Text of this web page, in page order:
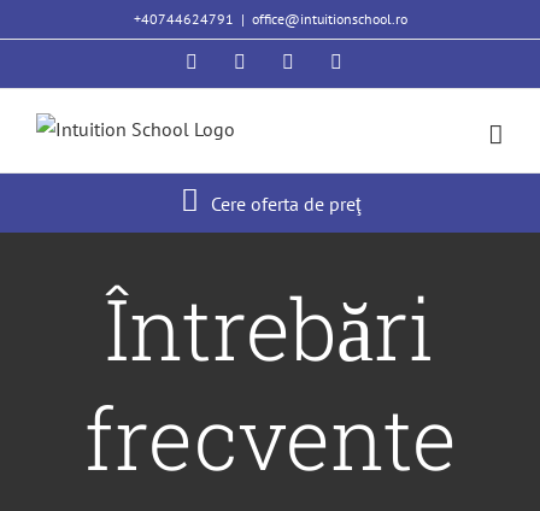
to
+40744624791 | office@intuitionschool.ro
FacebookTwitter YouTube
Cere oferta de preţ
Întrebări
frecvente